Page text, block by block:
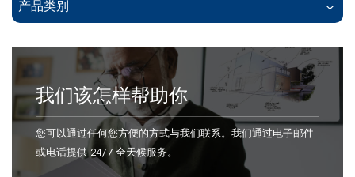
产品类别
我们该怎样帮助你
您可以通过任何您方便的方式与我们联系。我们通过电子邮件
或电话提供 24/7 全天候服务。